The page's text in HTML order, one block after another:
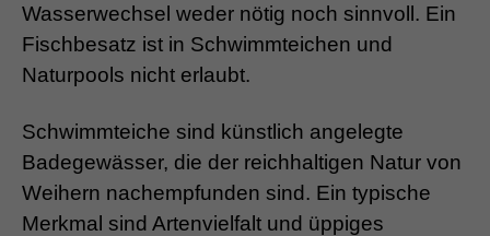
Wasserwechsel weder nötig noch sinnvoll. Ein
Fischbesatz ist in Schwimmteichen und
Naturpools nicht erlaubt.
Schwimmteiche sind künstlich angelegte
Badegewässer, die der reichhaltigen Natur von
Weihern nachempfunden sind. Ein typische
Merkmal sind Artenvielfalt und üppiges